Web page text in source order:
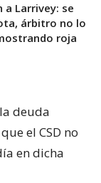
Larrivey: se
árbitro no lo
roja
deuda
el CSD no
en dicha